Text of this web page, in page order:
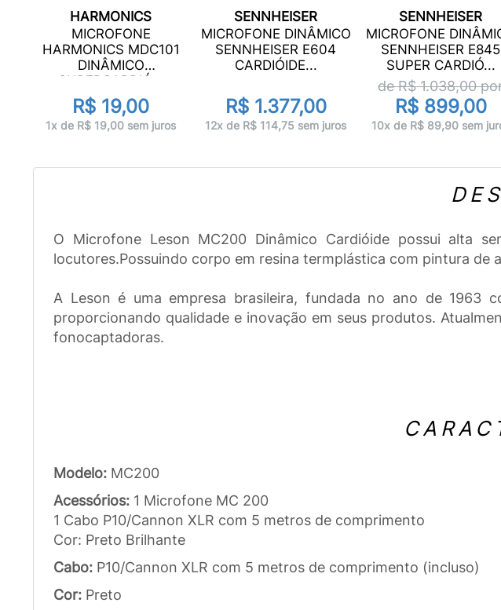
HARMONICS
MICROFONE
HARMONICS MDC101
DINÂMICO
SUPERCARDIÓ...
R$ 19,00
1x de R$ 19,00 sem juros
SENNHEISER
MICROFONE DINÂMICO
SENNHEISER E604
CARDIÓIDE...
R$ 1.377,00
12x de R$ 114,75 sem juros
SENNHEISER
MICROFONE
SENNHEISER E845
SUPER CARDIÓ...
de R$1.038,00
R$ 899,00
10x de R$ 89,90 sem
O Microfone Leson MC200 Dinâmico Cardióide possui alta
locutores.Possuindo corpo em resina termplástica com pintura de
A Leson é uma empresa brasileira, fundada no ano de 1963
proporcionando qualidade e inovação em seus produtos.
fonocaptadoras.
Modelo: MC200
Acessórios: 1 Microfone MC 200
1 Cabo P10/Cannon XLR com 5 metros de comprimento
Cor: Preto Brilhante
Cabo: P10/Cannon XLR com 5 metros de comprimento (incluso)
Cor: Preto